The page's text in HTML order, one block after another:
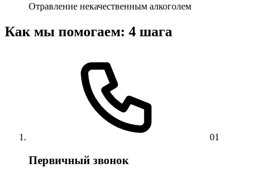
Отравление некачественным алкоголем
Как мы помогаем: 4 шага
01
Первичный звонок